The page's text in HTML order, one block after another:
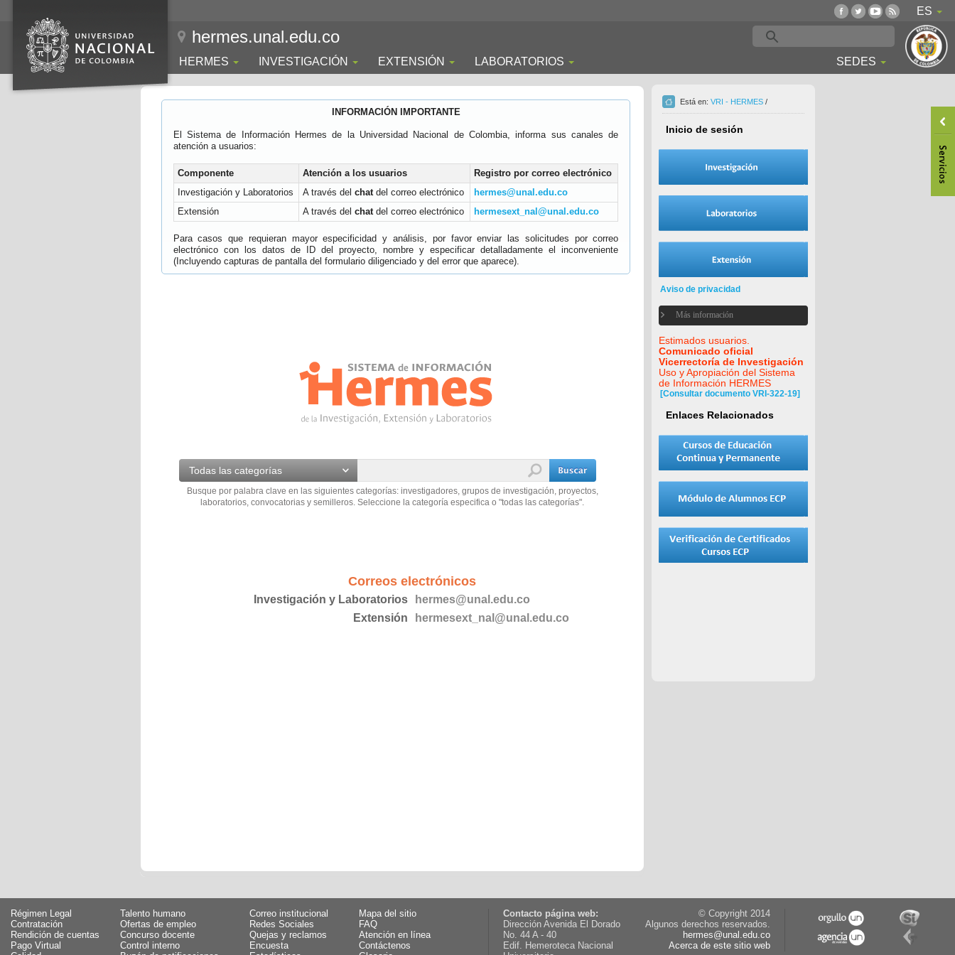
ES
hermes.unal.edu.co
HERMES INVESTIGACIÓN EXTENSIÓN LABORATORIOS SEDES
INFORMACIÓN IMPORTANTE
El Sistema de Información Hermes de la Universidad Nacional de Colombia, informa sus canales de
atención a usuarios:
Componente Atención a los usuarios
Registro por correo electrónico
Investigación y Laboratorios
A través del chatdel correo electrónico
hermes@unal.edu.co
Extensión
A través del chatdel correo electrónico hermesext_nal@unal.edu.co
Para casos que requieran mayor especificidad y análisis, por favor enviar las solicitudes por correo
electrónico con los datos de ID del proyecto, nombre y especificar detalladamente el inconveniente
(Incluyendo capturas de pantalla del formulario diligenciado y del error que aparece).
Todas las categorías
Busque por palabra clave en las siguientes categorías: investigadores, grupos de investigación, proyectos,
laboratorios, convocatorias y semilleros. Seleccione la categoría especifica o "todas las categorías".
Correos electrónicos
Investigación y Laboratorios
hermes@unal.edu.co
Extensión
hermesext_nal@unal.edu.co
Está en: VRI - HERMES /
Inicio de sesión
Aviso de privacidad
Más información
Estimados usuarios.
Comunicado oficial
Vicerrectoría de Investigación
Uso y Apropiación del Sistema
de Información HERMES
[Consultar documento VRI-322-19]
Enlaces Relacionados
Régimen Legal
Talento humano
Contratación
Ofertas de empleo
Rendición de cuentas
Concurso docente
Pago Virtual
Control interno
Correo institucional
Mapa del sitio
Redes Sociales
FAQ
Quejas y reclamos
Atención en línea
Encuesta
Contáctenos
Contacto página web:
Dirección Avenida El Dorado
No. 44 A - 40
Edif. Hemeroteca Nacional
© Copyright 2014
Algunos derechos reservados.
hermes@unal.edu.co
Acerca de este sitio web